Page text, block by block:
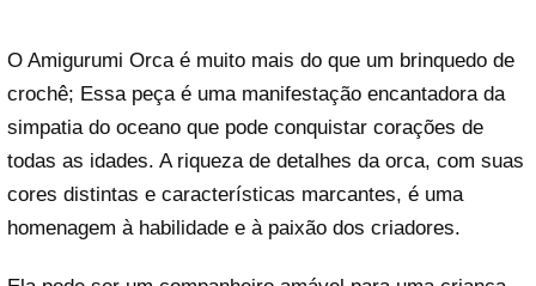
O Amigurumi Orca é muito mais do que um brinquedo de
crochê; Essa peça é uma manifestação encantadora da
simpatia do oceano que pode conquistar corações de
todas as idades. A riqueza de detalhes da orca, com suas
cores distintas e características marcantes, é uma
homenagem à habilidade e à paixão dos criadores.